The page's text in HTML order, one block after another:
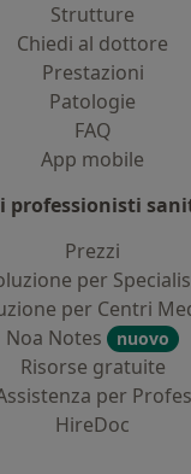
Strutture
Chiedi al dottore
Prestazioni
Patologie
FAQ
App mobile
i professionisti
Prezzi
per
per Centri
Noa Notes
nuovo
Risorse gratuite
per
HireDoc